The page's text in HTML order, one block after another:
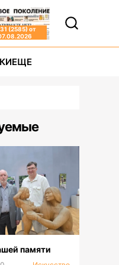
31 (2585) от
ЕЩЕ
памяти